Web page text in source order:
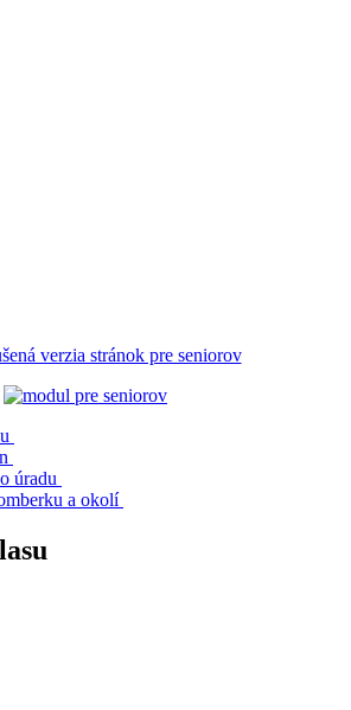
verzia stránok pre seniorov
úradu
a okolí